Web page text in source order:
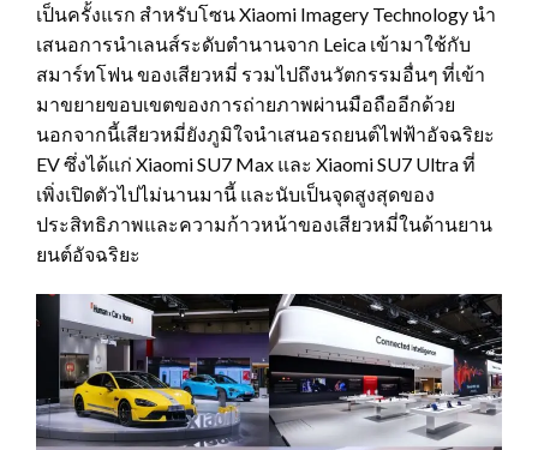
เป็นครั้งแรก สำหรับโซน Xiaomi Imagery Technology นำ
เสนอการนำเลนส์ระดับตำนานจาก Leica เข้ามาใช้กับ
สมาร์ทโฟน ของเสียวหมี่ รวมไปถึงนวัตกรรมอื่นๆ ที่เข้า
มาขยายขอบเขตของการถ่ายภาพผ่านมือถืออีกด้วย
นอกจากนี้เสียวหมี่ยังภูมิใจนำเสนอรถยนต์ไฟฟ้าอัจฉริยะ
EV ซึ่งได้แก่ Xiaomi SU7 Max และ Xiaomi SU7 Ultra ที่
เพิ่งเปิดตัวไปไม่นานมานี้ และนับเป็นจุดสูงสุดของ
ประสิทธิภาพและความก้าวหน้าของเสียวหมี่ในด้านยาน
ยนต์อัจฉริยะ